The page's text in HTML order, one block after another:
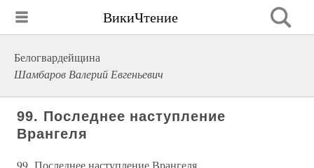
ВикиЧтение
Белогвардейщина
Шамбаров Валерий Евгеньевич
99. Последнее наступление
Врангеля
99. Последнее наступление Врангеля